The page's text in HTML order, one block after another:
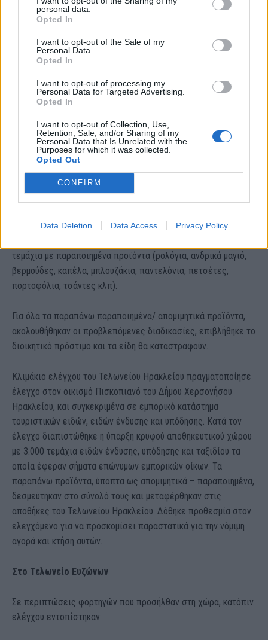
personal data.
Opted In
I want to opt-out of the Sale of my
Personal Data.
Opted In
I want to opt-out of processing my
Personal Data for Targeted Advertising.
Opted In
I want to opt-out of Collection, Use,
Retention, Sale, and/or Sharing of my
Personal Data that Is Unrelated with the
Purposes for which it was collected.
Opted Out
CONFIRM
Data Deletion Data Access Privacy Policy
κυρώσεων.
χώρα, βρέθηκαν κρυμμένες 6 φιάλες του 1,5 lt και 2 του 1 lt, οι
οποίες περιείχαν χύμα τσίπουρο.
Δ. Παραποιημένα είδη
Ελεγκτές του Τελωνείου Αερολιμένα Αθηνών “Ελ. Βενιζέλος”
διακίνηση παραποιημένων προϊόντων, προέβησαν στην
τεμάχια με παραποιημένα προϊόντα (ρολόγια, ανδρικά μαγιό,
βερμούδες, καπέλα, μπλουζάκια, παντελόνια, πετσέτες,
πορτοφόλια, τσάντες κλπ).
Για όλα τα παραπάνω παραποιημένα/ απομιμητικά προϊόντα,
ακολουθήθηκαν οι προβλεπόμενες διαδικασίες, επιβλήθηκε το
διοικητικό πρόστιμο και τα είδη θα καταστραφούν.
Κλιμάκιο ελέγχου του Τελωνείου Ηρακλείου πραγματοποίησε
έλεγχο στον οικισμό Πισκοπιανό του Δήμου Χερσονήσου
Ηρακλείου, και συγκεκριμένα σε εμπορικό κατάστημα
τουριστικών ειδών, ειδών ένδυσης και υπόδησης. Κατά τον
έλεγχο διαπιστώθηκε η ύπαρξη κρυφού αποθηκευτικού χώρου
με 3.000 τεμάχια ειδών ένδυσης, υπόδησης και ταξιδίου τα
οποία έφεραν σήματα επώνυμων εμπορικών οίκων. Τα
παραπάνω προϊόντα, ύποπτα ως απομιμητικά – παραποιημένα,
δεσμεύτηκαν στο σύνολό τους και μεταφέρθηκαν στις
αποθήκες του Τελωνείου Ηρακλείου. Δόθηκε προθεσμία στον
ελεγχόμενο για να προσκομίσει παραστατικά για την νόμιμη
αγορά και κτήση αυτών.
Στο Τελωνείο Ευζώνων
Σε περιπτώσεις φορτηγών που προσήλθαν στη χώρα, κατόπιν
ελέγχου εντοπίστηκαν: